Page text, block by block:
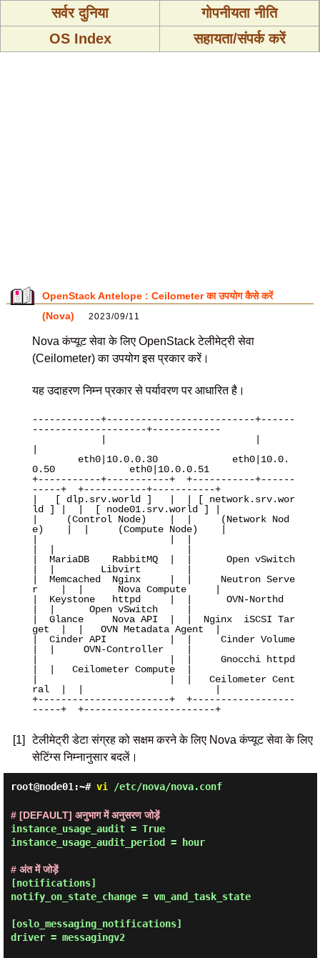
सर्वर दुनिया
गोपनीयता नीति
OS Index
सहायता/संपर्क करें
OpenStack Antelope : Ceilometer का उपयोग कैसे करें
(Nova)
2023/09/11
Nova कंप्यूट सेवा के लिए OpenStack टेलीमेट्री सेवा
(Ceilometer) का उपयोग इस प्रकार करें।
यह उदाहरण निम्न प्रकार से पर्यावरण पर आधारित है।
------------+--------------------------+------
--------------------+------------
0.50             eth0|10.0.0.51
+-----------+-----------+  +-----------+------
-----+  +-----------+-----------+
|   [ dlp.srv.world ]   |  | [ network.srv.wor
ld ] |  |  [ node01.srv.world ] |
|     (Control Node)    |  |     (Network Nod
e)    |  |     (Compute Node)    |
|  MariaDB    RabbitMQ  |  |      Open vSwitch
|  |        Libvirt        |
|  Memcached  Nginx     |  |     Neutron Serve
r    |  |      Nova Compute     |
|  Keystone   httpd     |  |      OVN-Northd
|  |      Open vSwitch     |
|  Glance     Nova API  |  |  Nginx  iSCSI Tar
get  |  |   OVN Metadata Agent  |
|  Cinder API           |  |     Cinder Volume
|  |     OVN-Controller    |
|                       |  |     Gnocchi httpd
|  |   Ceilometer Compute  |
|                       |  |   Ceilometer Cent
ral  |  |                       |
+-----------------------+  +------------------
-----+  +-----------------------+
[1]
टेलीमेट्री डेटा संग्रह को सक्षम करने के लिए Nova कंप्यूट सेवा के लिए
सेटिंग्स निम्नानुसार बदलें।
root@node01:~# vi /etc/nova/nova.conf
# [DEFAULT] अनुभाग में अनुसरण जोड़ें
instance_usage_audit = True
instance_usage_audit_period = hour
# अंत में जोड़ें
[notifications]
notify_on_state_change = vm_and_task_state
[oslo_messaging_notifications]
driver = messagingv2